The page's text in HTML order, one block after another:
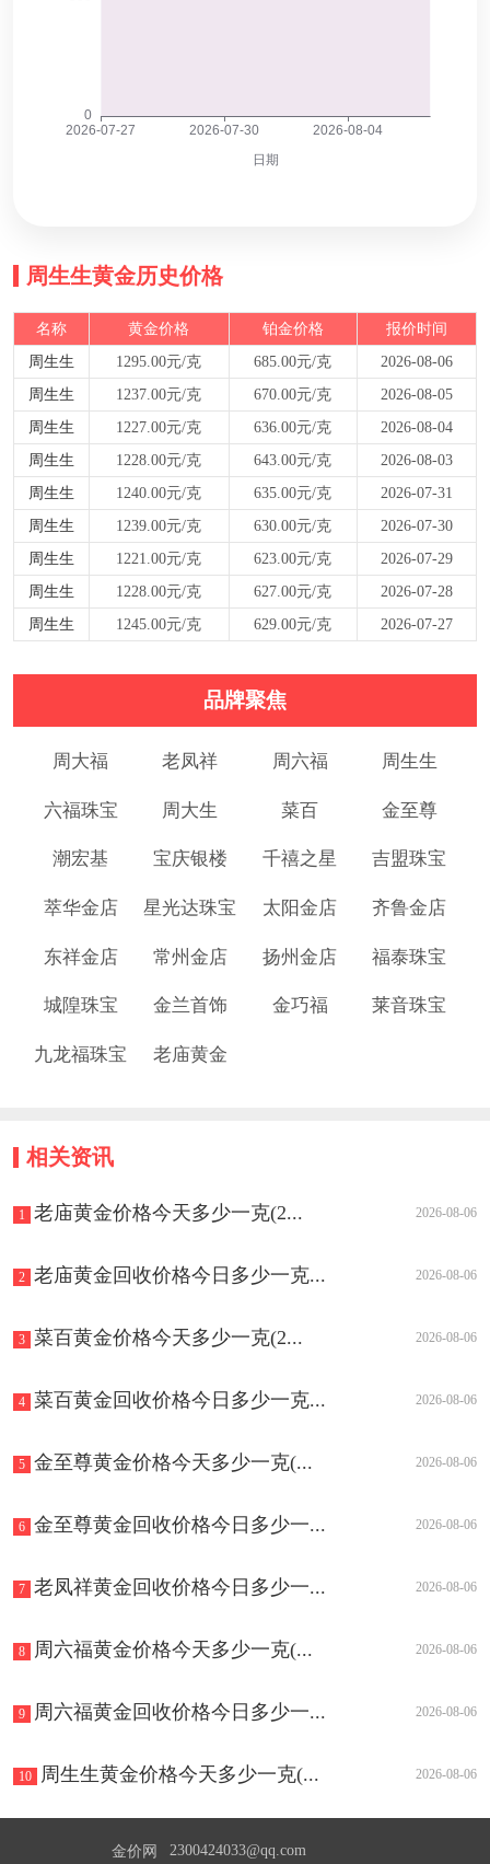
周生生黄金历史价格
名称 黄金价格 铂金价格
报价时间
周生生
1295.00元/克 685.00元/克
2026-08-06
周生生
1237.00元/克 670.00元/克
2026-08-05
周生生
1227.00元/克 636.00元/克
2026-08-04
周生生
1228.00元/克 643.00元/克
2026-08-03
周生生
1240.00元/克 635.00元/克
2026-07-31
周生生
1239.00元/克 630.00元/克
2026-07-30
周生生
1221.00元/克 623.00元/克
2026-07-29
周生生
1228.00元/克 627.00元/克
2026-07-28
周生生
1245.00元/克 629.00元/克 2026-07-27
品牌聚焦
周大福 老凤祥 周六福 周生生
六福珠宝 周大生 菜百 金至尊
潮宏基 宝庆银楼 千禧之星 吉盟珠宝
萃华金店 星光达珠宝 太阳金店 齐鲁金店
东祥金店 常州金店 扬州金店 福泰珠宝
城隍珠宝 金兰首饰 金巧福 莱音珠宝
九龙福珠宝 老庙黄金
相关资讯
1 老庙黄金价格今天多少一克(2... 2026-08-06
2 老庙黄金回收价格今日多少一克... 2026-08-06
3 菜百黄金价格今天多少一克(2... 2026-08-06
4 菜百黄金回收价格今日多少一克... 2026-08-06
5 金至尊黄金价格今天多少一克(... 2026-08-06
6 金至尊黄金回收价格今日多少一... 2026-08-06
7 老凤祥黄金回收价格今日多少一... 2026-08-06
8 周六福黄金价格今天多少一克(... 2026-08-06
9 周六福黄金回收价格今日多少一... 2026-08-06
10 周生生黄金价格今天多少一克(... 2026-08-06
金价网 2300424033@qq.com